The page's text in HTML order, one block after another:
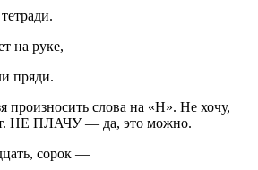
на руке,
пряди.
произносить слова на «Н». Не хочу,
НЕ ПЛАЧУ — да, это можно.
сорок —